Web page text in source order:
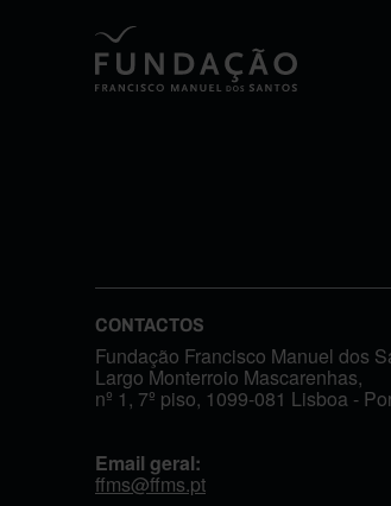
CONTACTOS
Fundação Francisco Manuel dos
Largo Monterroio Mascarenhas,
nº 1, 7º piso, 1099-081 Lisboa -
Email geral:
ffms@ffms.pt